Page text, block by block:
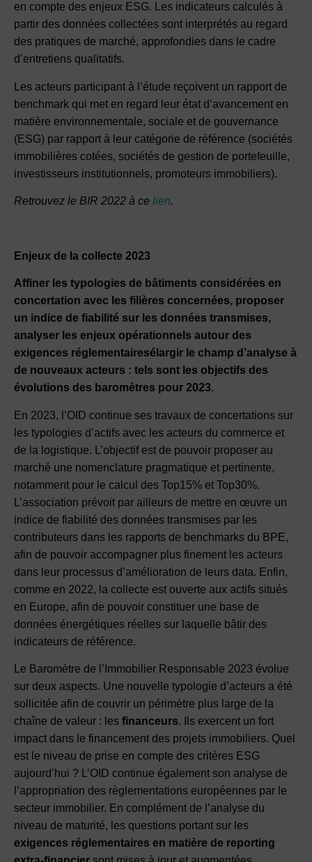
en compte des enjeux ESG. Les indicateurs calculés à
partir des données collectées sont interprétés au regard
des pratiques de marché, approfondies dans le cadre
d’entretiens qualitatifs.
Les acteurs participant à l’étude reçoivent un rapport de
benchmark qui met en regard leur état d’avancement en
matière environnementale, sociale et de gouvernance
(ESG) par rapport à leur catégorie de référence (sociétés
immobilières cotées, sociétés de gestion de portefeuille,
investisseurs institutionnels, promoteurs immobiliers).
Retrouvez le BIR 2022 à ce lien.
Enjeux de la collecte 2023
Affiner les typologies de bâtiments considérées en
concertation avec les filières concernées, proposer
un indice de fiabilité sur les données transmises,
analyser les enjeux opérationnels autour des
exigences réglementairesélargir le champ d’analyse à
de nouveaux acteurs : tels sont les objectifs des
évolutions des baromètres pour 2023.
En 2023, l’OID continue ses travaux de concertations sur
les typologies d’actifs avec les acteurs du commerce et
de la logistique. L’objectif est de pouvoir proposer au
marché une nomenclature pragmatique et pertinente,
notamment pour le calcul des Top15% et Top30%.
L’association prévoit par ailleurs de mettre en œuvre un
indice de fiabilité des données transmises par les
contributeurs dans les rapports de benchmarks du BPE,
afin de pouvoir accompagner plus finement les acteurs
dans leur processus d’amélioration de leurs data. Enfin,
comme en 2022, la collecte est ouverte aux actifs situés
en Europe, afin de pouvoir constituer une base de
données énergétiques réelles sur laquelle bâtir des
indicateurs de référence.
Le Baromètre de l’Immobilier Responsable 2023 évolue
sur deux aspects. Une nouvelle typologie d’acteurs a été
sollicitée afin de couvrir un périmètre plus large de la
chaîne de valeur : les financeurs. Ils exercent un fort
impact dans le financement des projets immobiliers. Quel
est le niveau de prise en compte des critères ESG
aujourd’hui ? L’OID continue également son analyse de
l’appropriation des règlementations européennes par le
secteur immobilier. En complément de l’analyse du
niveau de maturité, les questions portant sur les
exigences réglementaires en matière de reporting